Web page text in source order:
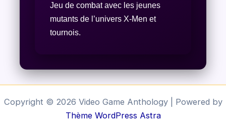
Jeu de combat avec les jeunes
mutants de l’univers X-Men et
tournois.
Copyright © 2026 Video Game Anthology | Powered by
Thème WordPress Astra